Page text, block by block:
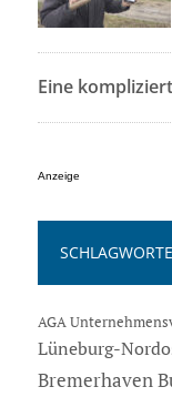
Eine
Anzeige
SCHLAGWORTE
AGA
Lüneburg-
Bremerhaven